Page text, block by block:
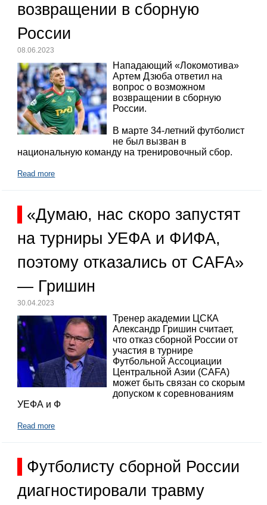
возвращении в сборную
России
08.06.2023
Нападающий «Локомотива»
Артем Дзюба ответил на
вопрос о возможном
возвращении в сборную
России.
В марте 34-летний футболист
не был вызван в
национальную команду на тренировочный сбор.
Read more
«Думаю, нас скоро запустят
на турниры УЕФА и ФИФА,
поэтому отказались от CAFA»
— Гришин
30.04.2023
Тренер академии ЦСКА
Александр Гришин считает,
что отказ сборной России от
участия в турнире
Футбольной Ассоциации
Центральной Азии (CAFA)
может быть связан со скорым
допуском к соревнованиям
УЕФА и Ф
Read more
Футболисту сборной России
диагностировали травму